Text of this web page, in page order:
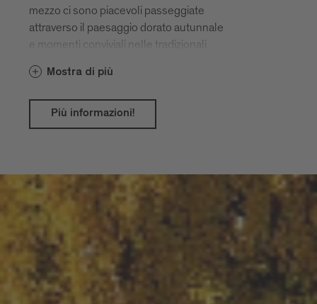
mezzo ci sono piacevoli passeggiate
attraverso il paesaggio dorato autunnale
e momenti conviviali nelle tradizionali
Mostra di più
Più informazioni!